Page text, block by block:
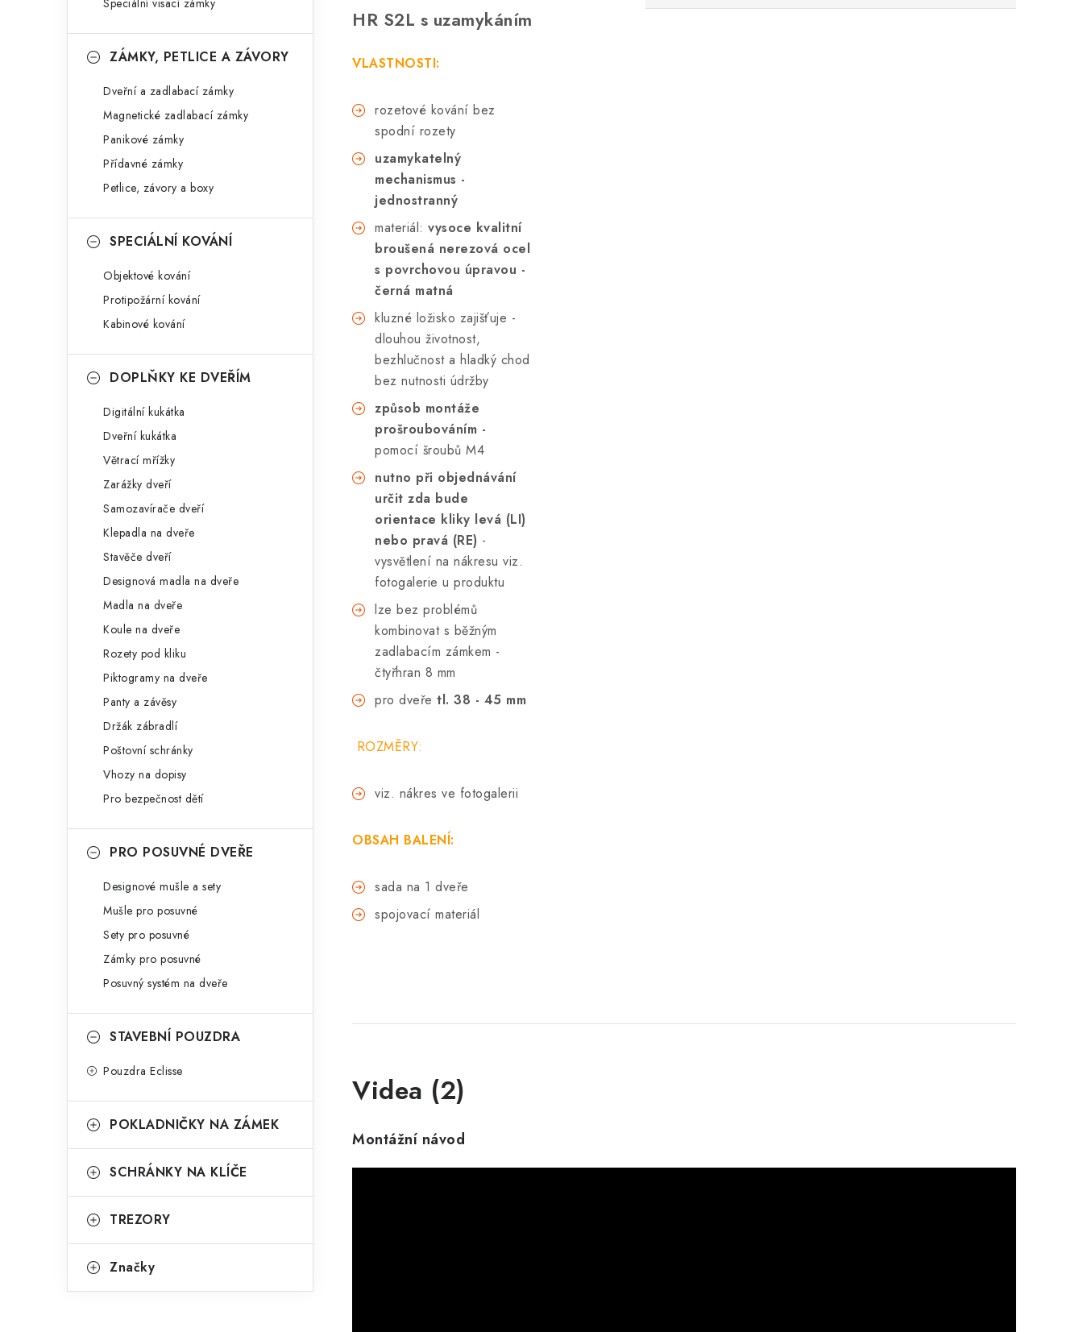
Speciální visací zámky
ZÁMKY, PETLICE A ZÁVORY
Dveřní a zadlabací zámky
Magnetické zadlabací zámky
Panikové zámky
Přídavné zámky
Petlice, závory a boxy
SPECIÁLNÍ KOVÁNÍ
Objektové kování
Protipožární kování
Kabinové kování
DOPLŇKY KE DVEŘÍM
Digitální kukátka
Dveřní kukátka
Větrací mřížky
Zarážky dveří
Samozavírače dveří
Klepadla na dveře
Stavěče dveří
Designová madla na dveře
Madla na dveře
Koule na dveře
Rozety pod kliku
Piktogramy na dveře
Panty a závěsy
Držák zábradlí
Poštovní schránky
Vhozy na dopisy
Pro bezpečnost dětí
PRO POSUVNÉ DVEŘE
Designové mušle a sety
Mušle pro posuvné
Sety pro posuvné
Zámky pro posuvné
Posuvný systém na dveře
STAVEBNÍ POUZDRA
Pouzdra Eclisse
POKLADNIČKY NA ZÁMEK
SCHRÁNKY NA KLÍČE
TREZORY
Značky
HR S2L s uzamykáním
VLASTNOSTI:
rozetové kování bez
spodní rozety
uzamykatelný
mechanismus -
jednostranný
materiál: vysoce kvalitní
broušená nerezová ocel
s povrchovou úpravou -
černá matná
kluzné ložisko zajišťuje -
dlouhou životnost,
bezhlučnost a hladký chod
bez nutnosti údržby
způsob montáže
prošroubováním -
pomocí šroubů M4
nutno při objednávání
určit zda bude
orientace kliky levá (LI)
nebo pravá (RE) -
vysvětlení na nákresu viz.
fotogalerie u produktu
lze bez problémů
kombinovat s běžným
zadlabacím zámkem -
čtyřhran 8 mm
pro dveře tl. 38 - 45 mm
ROZMĚRY:
viz. nákres ve fotogalerii
OBSAH BALENÍ:
sada na 1 dveře
spojovací materiál
Videa (2)
Montážní návod